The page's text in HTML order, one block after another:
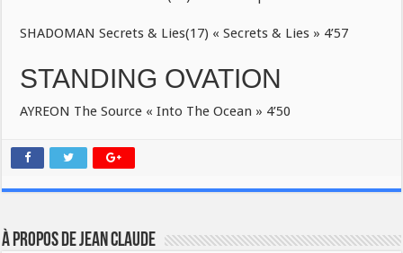
SHADOMAN Secrets & Lies(17) « Secrets & Lies » 4’57
STANDING OVATION
AYREON The Source « Into The Ocean » 4’50
À propos de JEAN CLAUDE